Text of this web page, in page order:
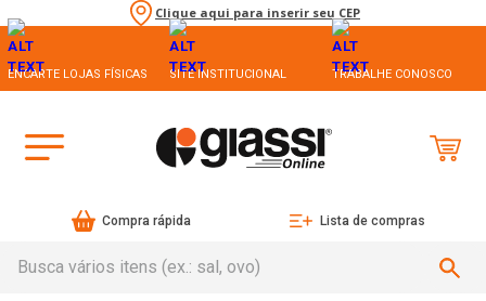
Clique aqui para inserir seu CEP
ENCARTE LOJAS FÍSICAS SITE INSTITUCIONAL TRABALHE CONOSCO
Compra rápida Lista de compras